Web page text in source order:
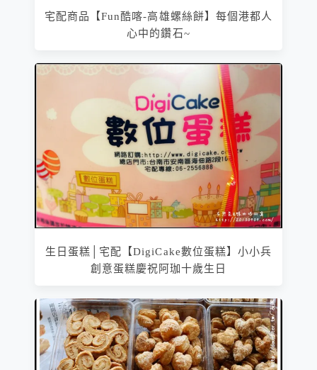
宅配商品【Fun酷喀-高雄螺絲餅】每個港都人
心中的鑽石~
生日蛋糕│宅配【DigiCake數位蛋糕】小小兵
創意蛋糕慶祝阿珈十歲生日